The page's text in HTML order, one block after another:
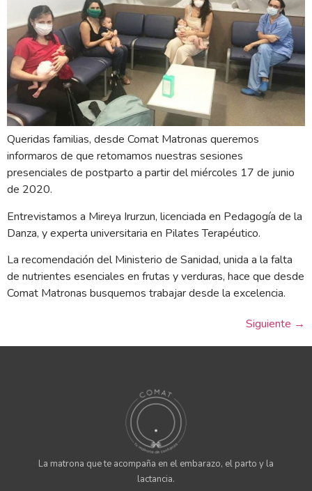
Queridas familias, desde Comat Matronas queremos
informaros de que retomamos nuestras sesiones
presenciales de postparto a partir del miércoles 17 de junio
de 2020.
Entrevistamos a Mireya Irurzun, licenciada en Pedagogía de la
Danza, y experta universitaria en Pilates Terapéutico.
La recomendación del Ministerio de Sanidad, unida a la falta
de nutrientes esenciales en frutas y verduras, hace que desde
Comat Matronas busquemos trabajar desde la excelencia.
Siguiente →
La matrona que te acompaña en el embarazo, el parto y la
lactancia.